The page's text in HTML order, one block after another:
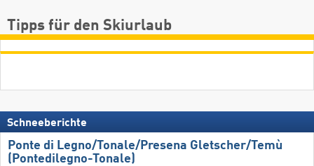
Tipps für den Skiurlaub
Schneeberichte
Ponte di Legno/​Tonale/​Presena Gletscher/​Temù
(Pontedilegno-Tonale)